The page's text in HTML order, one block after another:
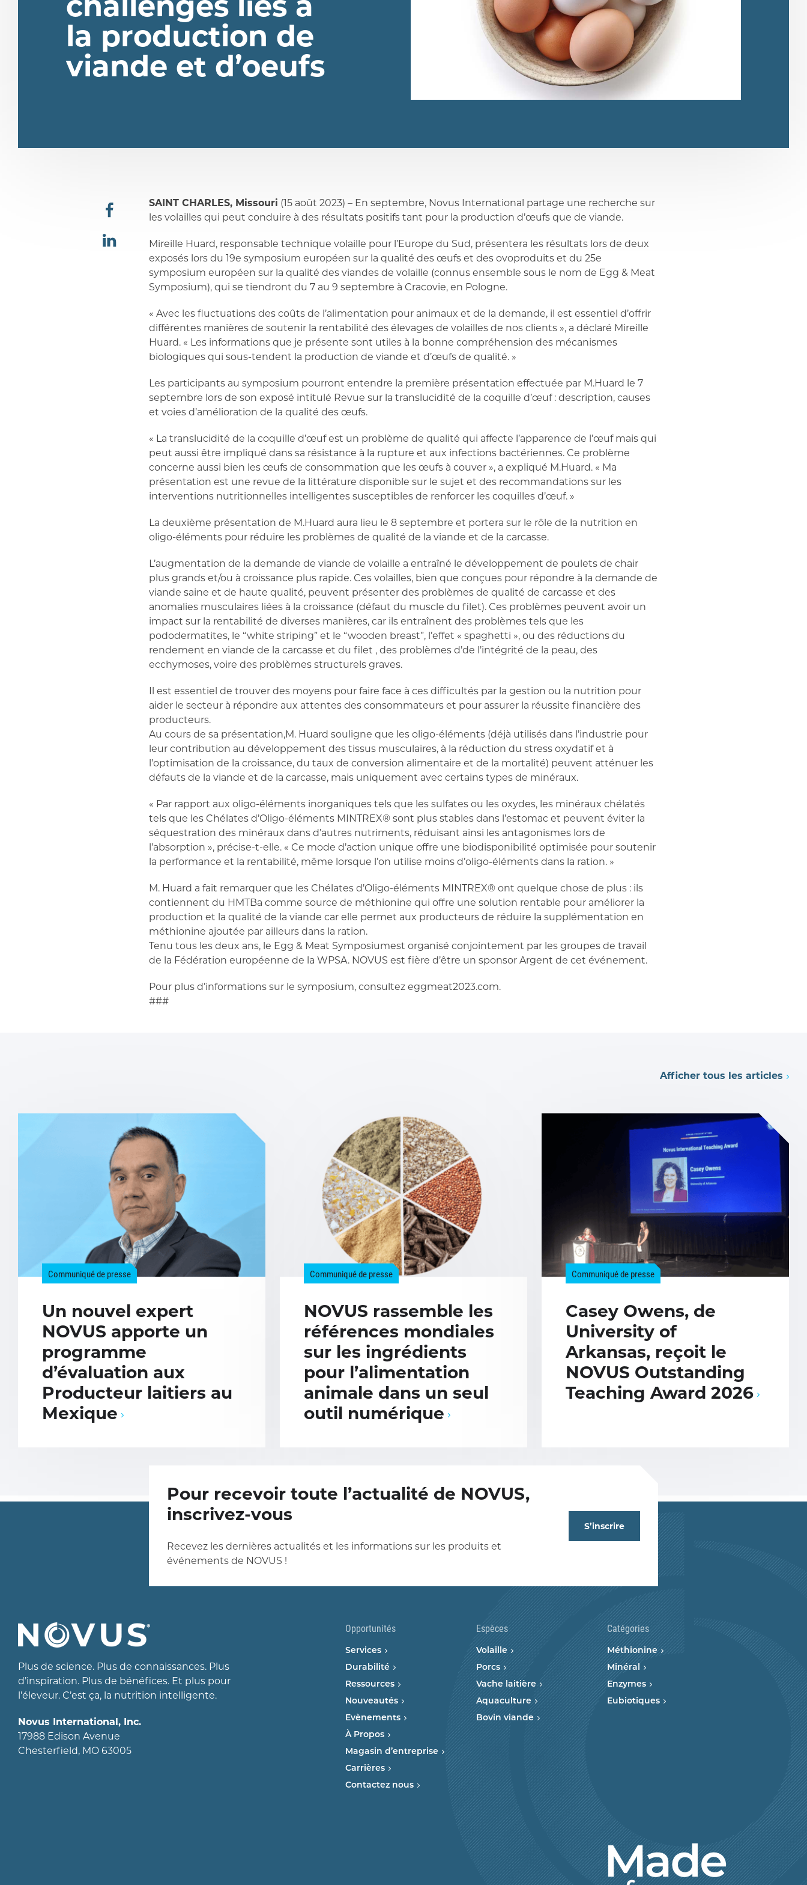
la production de
viande et d’oeufs
SAINT CHARLES, Missouri (15 août 2023) – En septembre, Novus International partage une recherche sur
les volailles qui peut conduire à des résultats positifs tant pour la production d’œufs que de viande.
Mireille Huard, responsable technique volaille pour l’Europe du Sud, présentera les résultats lors de deux
exposés lors du 19e symposium européen sur la qualité des œufs et des ovoproduits et du 25e
symposium européen sur la qualité des viandes de volaille (connus ensemble sous le nom de Egg & Meat
Symposium), qui se tiendront du 7 au 9 septembre à Cracovie, en Pologne.
« Avec les fluctuations des coûts de l’alimentation pour animaux et de la demande, il est essentiel d’offrir
différentes manières de soutenir la rentabilité des élevages de volailles de nos clients », a déclaré Mireille
Huard. « Les informations que je présente sont utiles à la bonne compréhension des mécanismes
biologiques qui sous-tendent la production de viande et d’œufs de qualité. »
Les participants au symposium pourront entendre la première présentation effectuée par M.Huard le 7
septembre lors de son exposé intitulé Revue sur la translucidité de la coquille d’œuf : description, causes
et voies d’amélioration de la qualité des œufs.
« La translucidité de la coquille d’œuf est un problème de qualité qui affecte l’apparence de l’œuf mais qui
peut aussi être impliqué dans sa résistance à la rupture et aux infections bactériennes. Ce problème
concerne aussi bien les œufs de consommation que les œufs à couver », a expliqué M.Huard. « Ma
présentation est une revue de la littérature disponible sur le sujet et des recommandations sur les
interventions nutritionnelles intelligentes susceptibles de renforcer les coquilles d’œuf. »
La deuxième présentation de M.Huard aura lieu le 8 septembre et portera sur le rôle de la nutrition en
oligo-éléments pour réduire les problèmes de qualité de la viande et de la carcasse.
L’augmentation de la demande de viande de volaille a entraîné le développement de poulets de chair
plus grands et/ou à croissance plus rapide. Ces volailles, bien que conçues pour répondre à la demande de
viande saine et de haute qualité, peuvent présenter des problèmes de qualité de carcasse et des
anomalies musculaires liées à la croissance (défaut du muscle du filet). Ces problèmes peuvent avoir un
impact sur la rentabilité de diverses manières, car ils entraînent des problèmes tels que les
pododermatites, le “white striping” et le “wooden breast”, l’effet « spaghetti », ou des réductions du
rendement en viande de la carcasse et du filet , des problèmes d’de l’intégrité de la peau, des
ecchymoses, voire des problèmes structurels graves.
Il est essentiel de trouver des moyens pour faire face à ces difficultés par la gestion ou la nutrition pour
aider le secteur à répondre aux attentes des consommateurs et pour assurer la réussite financière des
producteurs.
Au cours de sa présentation,M. Huard souligne que les oligo-éléments (déjà utilisés dans l’industrie pour
leur contribution au développement des tissus musculaires, à la réduction du stress oxydatif et à
l’optimisation de la croissance, du taux de conversion alimentaire et de la mortalité) peuvent atténuer les
défauts de la viande et de la carcasse, mais uniquement avec certains types de minéraux.
« Par rapport aux oligo-éléments inorganiques tels que les sulfates ou les oxydes, les minéraux chélatés
tels que les Chélates d’Oligo-éléments MINTREX® sont plus stables dans l’estomac et peuvent éviter la
séquestration des minéraux dans d’autres nutriments, réduisant ainsi les antagonismes lors de
l’absorption », précise-t-elle. « Ce mode d’action unique offre une biodisponibilité optimisée pour soutenir
la performance et la rentabilité, même lorsque l’on utilise moins d’oligo-éléments dans la ration. »
M. Huard a fait remarquer que les Chélates d’Oligo-éléments MINTREX® ont quelque chose de plus : ils
contiennent du HMTBa comme source de méthionine qui offre une solution rentable pour améliorer la
production et la qualité de la viande car elle permet aux producteurs de réduire la supplémentation en
méthionine ajoutée par ailleurs dans la ration.
Tenu tous les deux ans, le Egg & Meat Symposiumest organisé conjointement par les groupes de travail
de la Fédération européenne de la WPSA. NOVUS est fière d’être un sponsor Argent de cet événement.
Pour plus d’informations sur le symposium, consultez eggmeat2023.com.
###
Afficher tous les articles
Communiqué de presse
Un nouvel expert
NOVUS apporte un
programme
d’évaluation aux
Producteur laitiers au
Mexique
Communiqué de presse
NOVUS rassemble les
références mondiales
sur les ingrédients
pour l’alimentation
animale dans un seul
outil numérique
Communiqué de presse
Casey Owens, de
University of
Arkansas, reçoit le
NOVUS Outstanding
Teaching Award 2026
Pour recevoir toute l’actualité de NOVUS,
inscrivez-vous
Recevez les dernières actualités et les informations sur les produits et
événements de NOVUS !
S’inscrire
Plus de science. Plus de connaissances. Plus
d’inspiration. Plus de bénéfices. Et plus pour
l’éleveur. C’est ça, la nutrition intelligente.
Novus International, Inc.
17988 Edison Avenue
Chesterfield, MO 63005
Opportunités
Services
Durabilité
Ressources
Nouveautés
Evènements
À Propos
Magasin d’entreprise
Carrières
Contactez nous
Espèces
Volaille
Porcs
Vache laitière
Aquaculture
Bovin viande
Catégories
Méthionine
Minéral
Enzymes
Eubiotiques